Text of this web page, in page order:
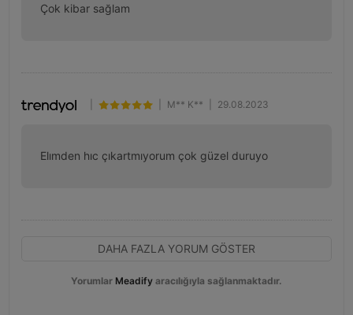
Çok kibar sağlam
M** K** 29.08.2023
Elımden hıc çıkartmıyorum çok güzel duruyo
DAHA FAZLA YORUM GÖSTER
Yorumlar Meadify aracılığıyla sağlanmaktadır.